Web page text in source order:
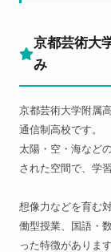
京都芸術大
み
京都芸術大学附属
通信制高校です。
太陽・空・海など
された空間で、学
想像力などを育む
働型授業、国語・
った特徴があります